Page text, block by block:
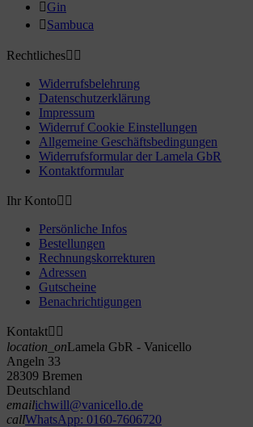
Gin
 Sambuca
Rechtliches 
Widerrufsbelehrung
Datenschutzerklärung
Impressum
Widerruf Cookie Einstellungen
Allgemeine Geschäftsbedingungen
Widerrufsformular der Lamela GbR
Kontaktformular
Ihr Konto 
Persönliche Infos
Bestellungen
Rechnungskorrekturen
Adressen
Gutscheine
Benachrichtigungen
Kontakt 
location_onLamela GbR - Vanicello
Angeln 33
28309 Bremen
Deutschland
emailichwill@vanicello.de
callWhatsApp: 0160-7606720